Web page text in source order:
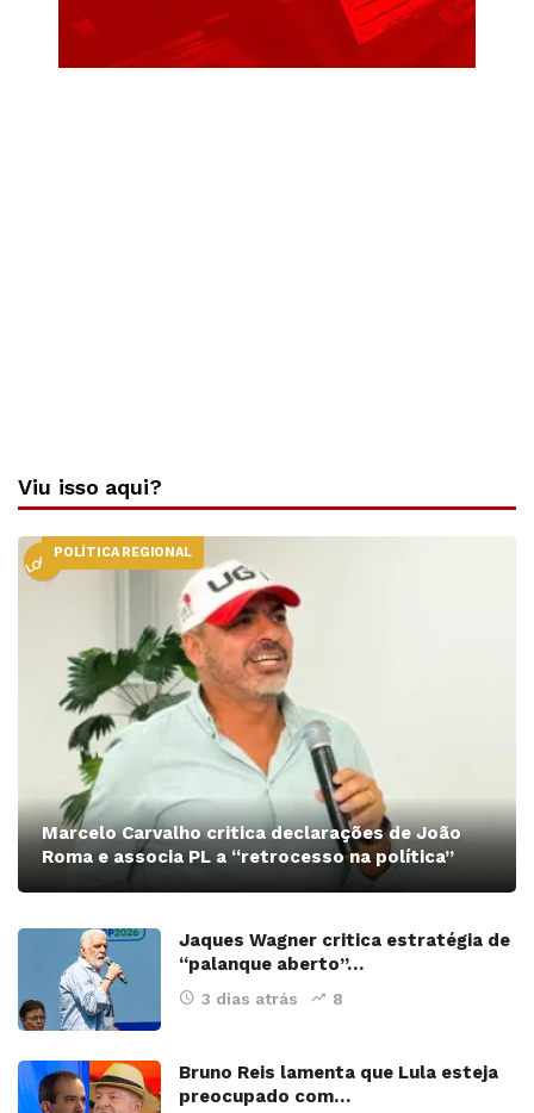
Viu isso aqui?
LOCALPOLÍTICA REGIONAL
Marcelo Carvalho critica declarações de João
Roma e associa PL a “retrocesso na política”
Jaques Wagner critica estratégia de
“palanque aberto”…
3 dias atrás 8
Bruno Reis lamenta que Lula esteja
preocupado com…